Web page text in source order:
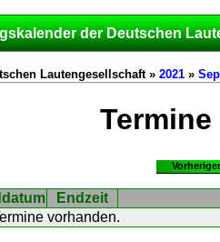
der Deutschen
Lautengesellschaft » 2021 »
Termine
Endzeit
vorhanden.